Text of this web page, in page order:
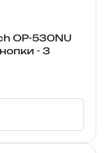
OP-530NU
- 3